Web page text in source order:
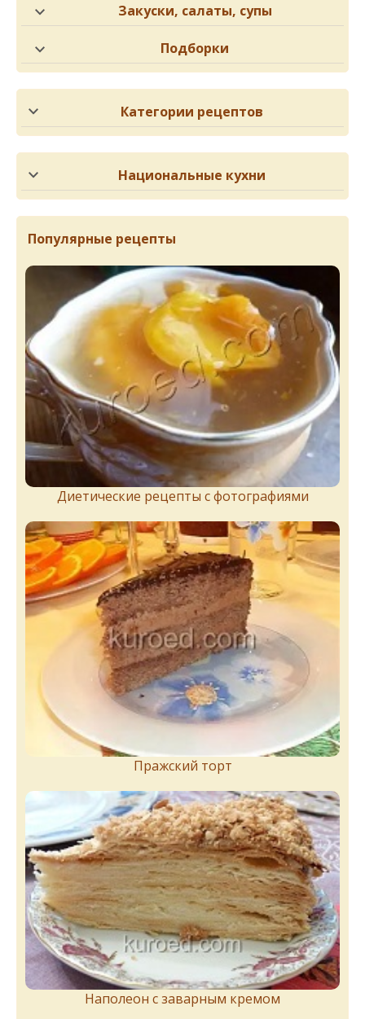
Закуски, салаты, супы
Подборки
Категории рецептов
Национальные кухни
Популярные рецепты
Диетические рецепты с фотографиями
Пражский торт
Наполеон с заварным кремом